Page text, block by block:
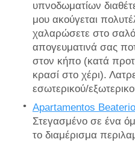
υπνοδωματίων
μου ακούγεται
χαλαρώσετε στο
απογευματινά σας
στον κήπο (κατά
κρασί στο χέρι).
εσωτερικού/
Apartamentos
Στεγασμένο σε ένα
το διαμέρισμα